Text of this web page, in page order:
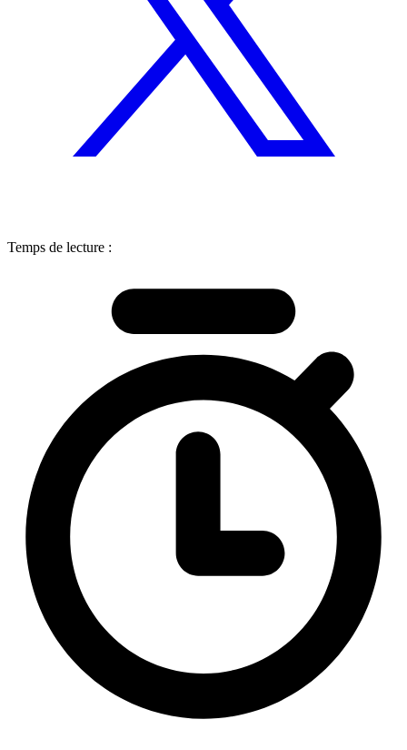
Temps de lecture :